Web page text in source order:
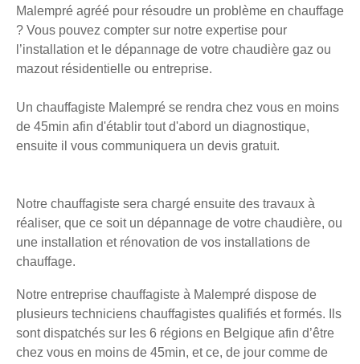
Malempré agréé pour résoudre un problème en chauffage
? Vous pouvez compter sur notre expertise pour
l’installation et le dépannage de votre chaudière gaz ou
mazout résidentielle ou entreprise.
Un chauffagiste Malempré se rendra chez vous en moins
de 45min afin d'établir tout d'abord un diagnostique,
ensuite il vous communiquera un devis gratuit.
Notre chauffagiste sera chargé ensuite des travaux à
réaliser, que ce soit un dépannage de votre chaudière, ou
une installation et rénovation de vos installations de
chauffage.
Notre entreprise chauffagiste à Malempré dispose de
plusieurs techniciens chauffagistes qualifiés et formés. Ils
sont dispatchés sur les 6 régions en Belgique afin d’être
chez vous en moins de 45min, et ce, de jour comme de